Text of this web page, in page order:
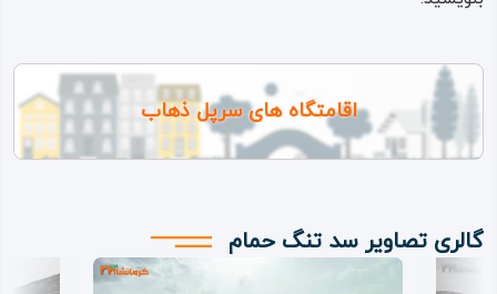
اقامتگاه های سرپل ذهاب
گالری تصاویر سد تنگ حمام